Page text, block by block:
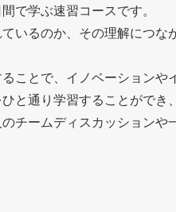
で学ぶ速習コースです。
いるのか、その理解につな
ことで、イノベーション
と通り学習することがで
チームディスカッションや